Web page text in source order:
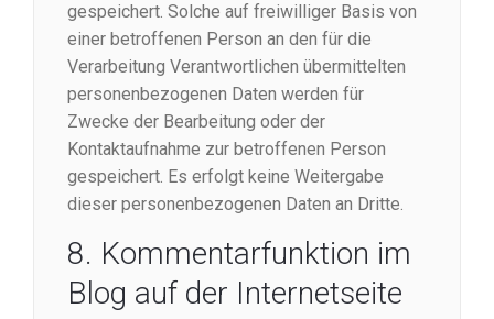
gespeichert. Solche auf freiwilliger Basis von
einer betroffenen Person an den für die
Verarbeitung Verantwortlichen übermittelten
personenbezogenen Daten werden für
Zwecke der Bearbeitung oder der
Kontaktaufnahme zur betroffenen Person
gespeichert. Es erfolgt keine Weitergabe
dieser personenbezogenen Daten an Dritte.
8. Kommentarfunktion im
Blog auf der Internetseite